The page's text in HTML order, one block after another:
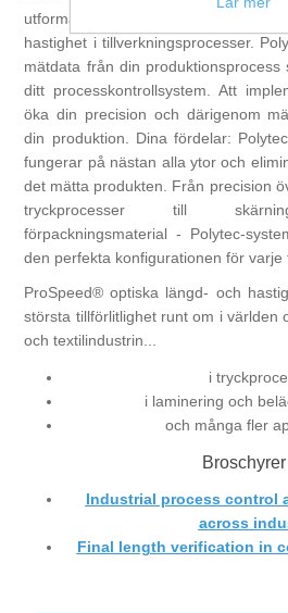
utformade för överlägsen precision
hastighet i tillverkningsprocesser.
mätdata från din
ditt processkontrollsystem. Att
öka din precision och därigenom
din produktion. Dina fördelar:
fungerar på nästan alla ytor och
det mätta produkten. Från precision
tryckprocesser till
förpackningsmaterial - Polytec-
den perfekta konfigurationen för varje
ProSpeed® optiska längd- och
största tillförlitlighet runt om i världen
och textilindustrin...
i
i laminering och
och många fler
Broschyrer
Industrial process control
across
Final length verification in